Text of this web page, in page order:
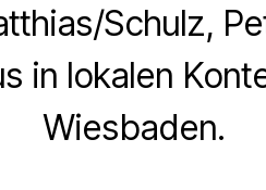
Schulz,
in lokalen
Wiesbaden.